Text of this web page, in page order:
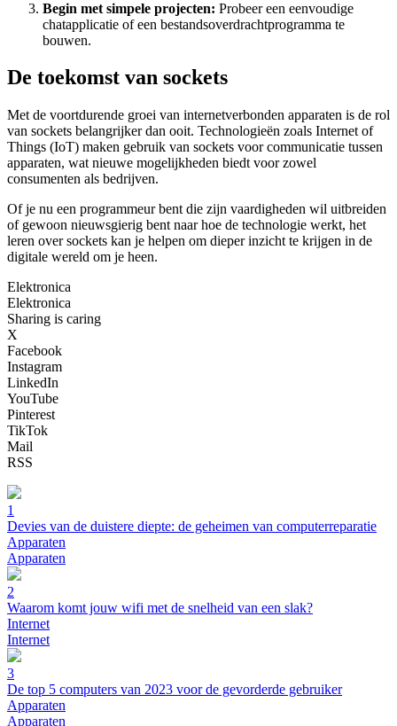
Begin met simpele projecten: Probeer een eenvoudige
chatapplicatie of een bestandsoverdrachtprogramma te
bouwen.
De toekomst van sockets
Met de voortdurende groei van internetverbonden apparaten is de rol
van sockets belangrijker dan ooit. Technologieën zoals Internet of
Things (IoT) maken gebruik van sockets voor communicatie tussen
apparaten, wat nieuwe mogelijkheden biedt voor zowel
consumenten als bedrijven.
Of je nu een programmeur bent die zijn vaardigheden wil uitbreiden
of gewoon nieuwsgierig bent naar hoe de technologie werkt, het
leren over sockets kan je helpen om dieper inzicht te krijgen in de
digitale wereld om je heen.
Elektronica
Elektronica
Sharing is caring
X
Facebook
Instagram
LinkedIn
YouTube
Pinterest
TikTok
Mail
RSS
1
Devies van de duistere diepte: de geheimen van computerreparatie
Apparaten
Apparaten
2
Waarom komt jouw wifi met de snelheid van een slak?
Internet
Internet
3
De top 5 computers van 2023 voor de gevorderde gebruiker
Apparaten
Apparaten